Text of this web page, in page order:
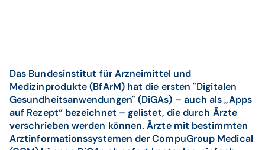
Das Bundesinstitut für Arzneimittel und
Medizinprodukte (BfArM) hat die ersten "Digitalen
Gesundheitsanwendungen" (DiGAs) – auch als „Apps
auf Rezept“ bezeichnet – gelistet, die durch Ärzte
verschrieben werden können. Ärzte mit bestimmten
Arztinformationssystemen der CompuGroup Medical